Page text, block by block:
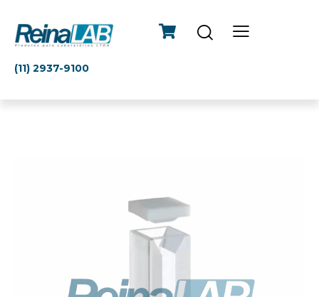
(11) 2937-9100